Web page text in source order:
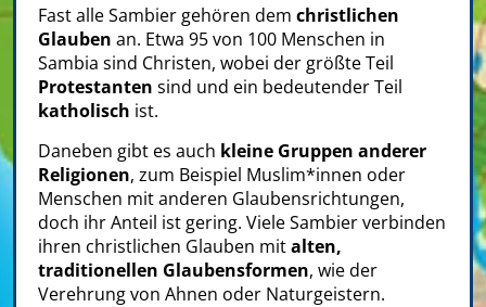
Fast alle Sambier gehören dem christlichen
Glauben an. Etwa 95 von 100 Menschen in
Sambia sind Christen, wobei der größte Teil
Protestanten sind und ein bedeutender Teil
katholisch ist.
Daneben gibt es auch kleine Gruppen anderer
Religionen, zum Beispiel Muslim*innen oder
Menschen mit anderen Glaubensrichtungen,
doch ihr Anteil ist gering. Viele Sambier verbinden
ihren christlichen Glauben mitalten,
traditionellen Glaubensformen, wie der
Verehrung von Ahnen oder Naturgeistern.